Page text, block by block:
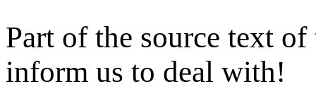
Part of the source text
inform us to deal with!